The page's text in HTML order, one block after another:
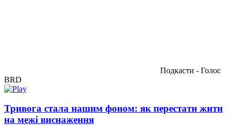
Подкасти - Голос
BRD
Тривога стала нашим фоном: як перестати жити
на межі виснаження